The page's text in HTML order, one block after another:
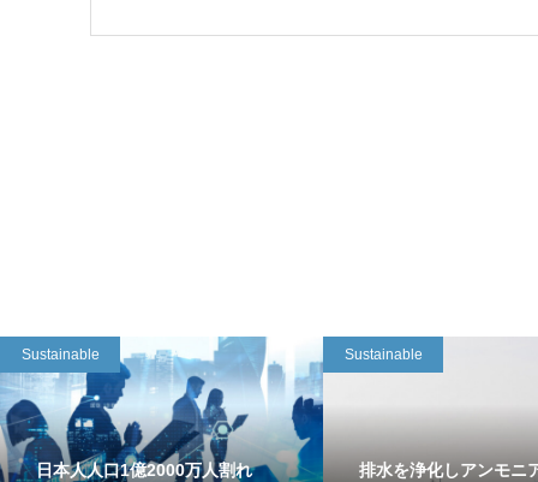
Sustainable
日本人人口1億2000万人割れ
Sustainable
排水を浄化しアンモニ